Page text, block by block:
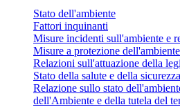
Stato dell'ambiente
Fattori inquinanti
Misure incidenti sull'ambiente e
Misure a protezione
Relazioni sull'attuazione della
Stato della salute e della
Relazione sullo stato
dell'Ambiente e della tutela del